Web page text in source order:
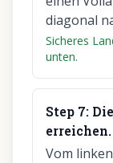
diagonal
Sicheres
unten.
Step 7:
erreichen.
Vom